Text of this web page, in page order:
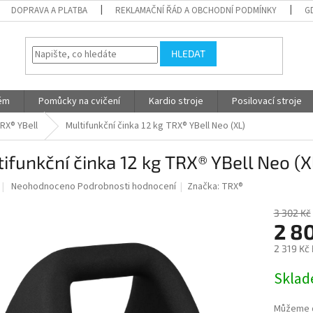
DOPRAVA A PLATBA REKLAMAČNÍ ŘÁD A OBCHODNÍ PODMÍNKY
HLEDAT
Pomůcky na cvičení Kardio stroje Posilovací stroje
YBell Multifunkční činka 12 kg TRX® YBell Neo (XL)
činka 12 kg TRX® YBell Neo
Průměrné
hvězdiček.
Neohodnoceno Podrobnosti hodnocení Značka: TRX®
3 302 Kč
2
2 319 Kč
cena:
Můžeme